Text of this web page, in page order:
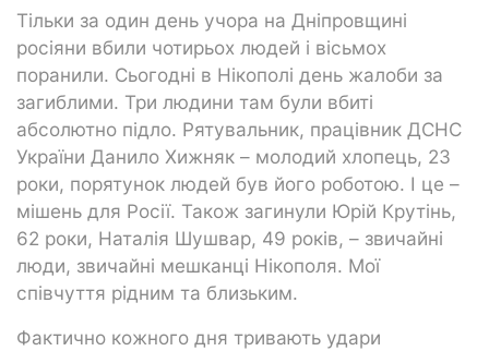
Тільки за один день учора на Дніпровщині
росіяни вбили чотирьох людей і вісьмох
поранили. Сьогодні в Нікополі день жалоби за
загиблими. Три людини там були вбиті
абсолютно підло. Рятувальник, працівник ДСНС
України Данило Хижняк – молодий хлопець, 23
роки, порятунок людей був його роботою. І це –
мішень для Росії. Також загинули Юрій Крутінь,
62 роки, Наталія Шушвар, 49 років, – звичайні
люди, звичайні мешканці Нікополя. Мої
співчуття рідним та близьким.
Фактично кожного дня тривають удари